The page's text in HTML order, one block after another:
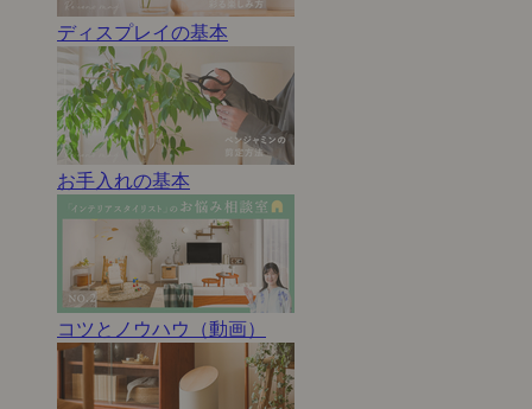
ディスプレイの基本
お手入れの基本
コツとノウハウ（動画）